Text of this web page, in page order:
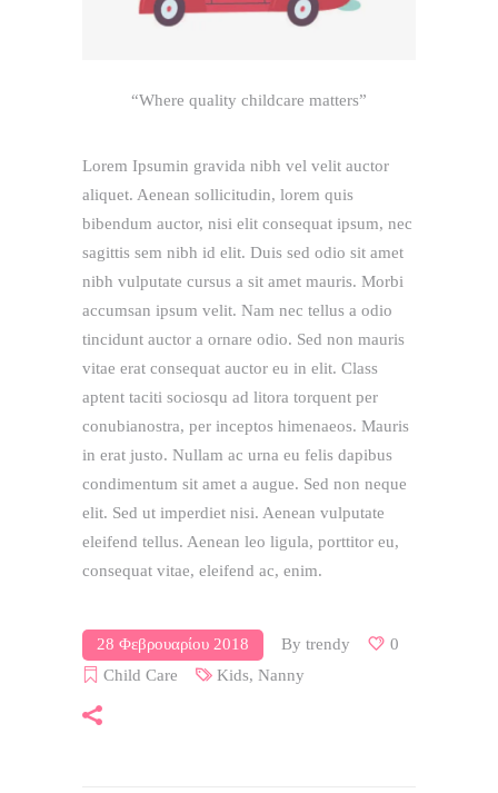
“Where quality childcare matters”
Lorem Ipsumin gravida nibh vel velit auctor
aliquet. Aenean sollicitudin, lorem quis
bibendum auctor, nisi elit consequat ipsum, nec
sagittis sem nibh id elit. Duis sed odio sit amet
nibh vulputate cursus a sit amet mauris. Morbi
accumsan ipsum velit. Nam nec tellus a odio
tincidunt auctor a ornare odio. Sed non mauris
vitae erat consequat auctor eu in elit. Class
aptent taciti sociosqu ad litora torquent per
conubianostra, per inceptos himenaeos. Mauris
in erat justo. Nullam ac urna eu felis dapibus
condimentum sit amet a augue. Sed non neque
elit. Sed ut imperdiet nisi. Aenean vulputate
eleifend tellus. Aenean leo ligula, porttitor eu,
consequat vitae, eleifend ac, enim.
28 Φεβρουαρίου 2018 By trendy
0
Child Care
Kids, Nanny